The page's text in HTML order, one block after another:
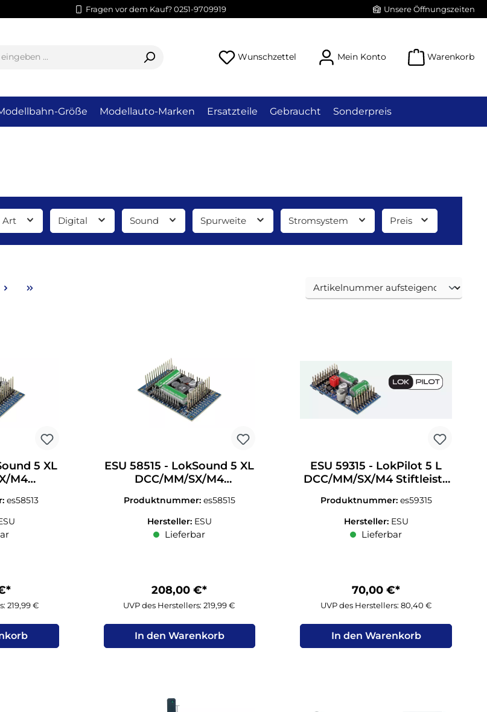
Fragen vor dem Kauf? 0251-9709919 Unsere Öffnungszeiten
Wunschzettel Du hast 0 Produkte auf dem Merkzettel
Mein Konto Warenkorb
Größe Modellauto-Marken Ersatzteile Gebraucht Sonderpreis
Art Digital Sound Spurweite Stromsystem Preis
5 XL
M4
es58513
219,99 €
ESU 58515 - LokSound 5 XL
DCC/MM/SX/M4
Produktnummer: es58515
Hersteller: ESU
Lieferbar
208,00 €*
UVP des Herstellers: 219,99 €
In den Warenkorb
ESU 59315 - LokPilot 5 L
DCC/MM/SX/M4 Stiftleiste
0/G/I
Produktnummer: es59315
Hersteller: ESU
Lieferbar
70,00 €*
UVP des Herstellers: 80,40 €
In den Warenkorb